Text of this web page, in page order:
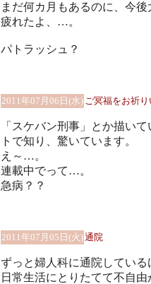
まだ何カ月もあるのに、今
疲れたよ、…。
パトラッシュ？
2011年07月06日(水) ご冥福をお祈
「スケバン刑事」とか描い
トで知り、驚いています。
え～…。
連載中でって…。
急病？？
2011年07月05日(火)通院
ずっと婦人科に通院している
日常生活にとりたてて不自